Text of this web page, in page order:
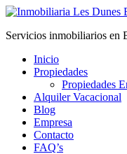
Servicios inmobiliarios en
Inicio
Propiedades
Propiedades
Alquiler Vacacional
Blog
Empresa
Contacto
FAQ’s